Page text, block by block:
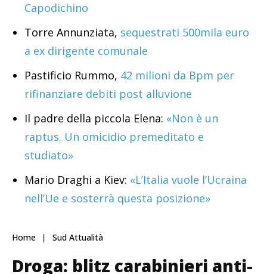
Capodichino
Torre Annunziata, sequestrati 500mila euro
a ex dirigente comunale
Pastificio Rummo, 42 milioni da Bpm per
rifinanziare debiti post alluvione
Il padre della piccola Elena: «Non è un
raptus. Un omicidio premeditato e
studiato»
Mario Draghi a Kiev: «L’Italia vuole l’Ucraina
nell’Ue e sosterrà questa posizione»
Home Sud Attualità
Droga: blitz carabinieri anti-